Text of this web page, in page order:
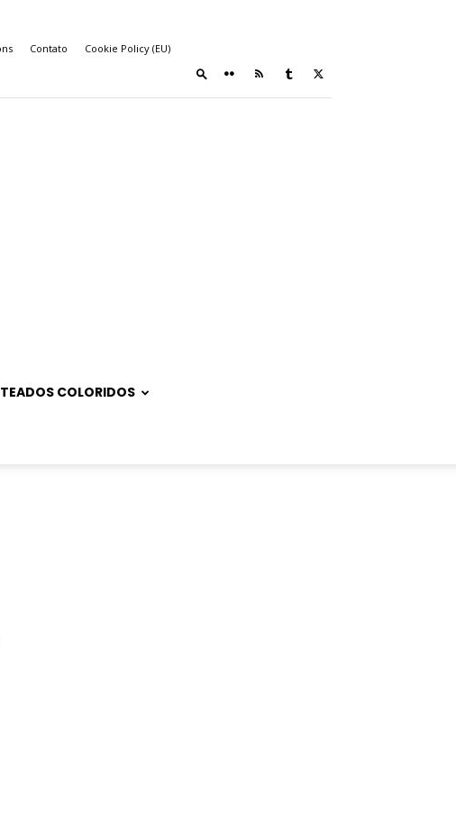
Contato Cookie Policy (EU)
COLORIDOS